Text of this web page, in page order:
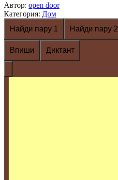
Автор: open door
Категория: Дом
Найди пару 1
Найди пару 2
Впиши Диктант